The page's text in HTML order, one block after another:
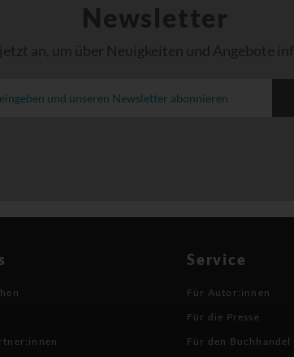
Newsletter
an, um über Neuigkeiten und Angebote
Service
Für Autor:innen
Für die Presse
Für den Buchhandel